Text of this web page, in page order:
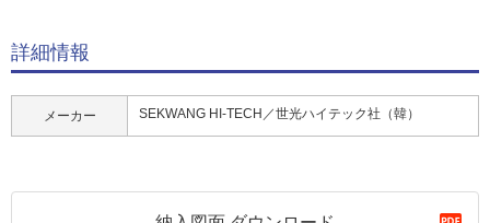
詳細情報
メーカー SEKWANG HI-TECH／世光ハイテック社（韓）